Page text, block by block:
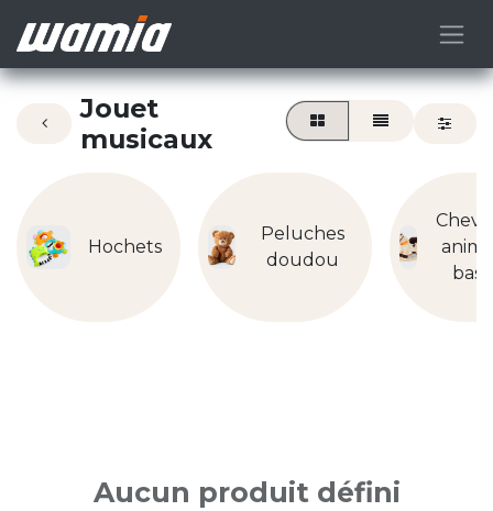
Jouet
musicaux
Hochets
Peluches
doudou
Aucun produit défini